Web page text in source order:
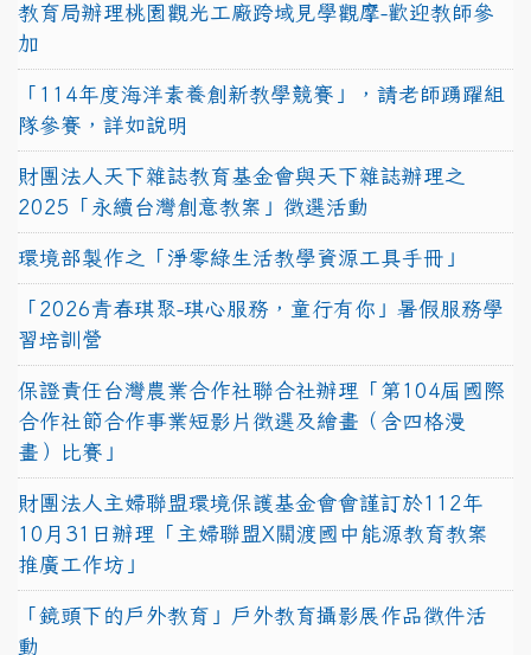
教育局辦理桃園觀光工廠跨域見學觀摩-歡迎教師參
加
「114年度海洋素養創新教學競賽」，請老師踴躍組
隊參賽，詳如說明
財團法人天下雜誌教育基金會與天下雜誌辦理之
2025「永續台灣創意教案」徵選活動
環境部製作之「淨零綠生活教學資源工具手冊」
「2026青春琪聚-琪心服務，童行有你」暑假服務學
習培訓營
保證責任台灣農業合作社聯合社辦理「第104屆國際
合作社節合作事業短影片徵選及繪畫（含四格漫
畫）比賽」
財團法人主婦聯盟環境保護基金會會謹訂於112年
10月31日辦理「主婦聯盟X關渡國中能源教育教案
推廣工作坊」
「鏡頭下的戶外教育」戶外教育攝影展作品徵件活
動